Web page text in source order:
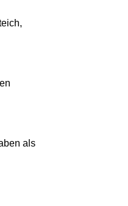
als